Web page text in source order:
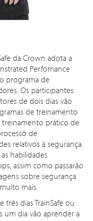
da Crown adota a
Perfomance
programa de
Os participantes
de dois dias vão
de treinamento
treinamento prático de
de
relativos à segurança.
habilidades
assim como passarão
sobre segurança
mais.
dias TrainSafe ou
dia vão aprender a